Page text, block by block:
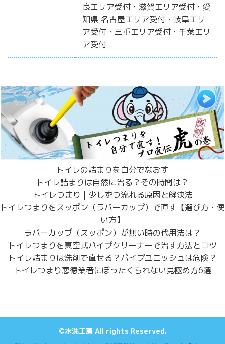
良エリア受付・滋賀エリア受付・愛
知県 名古屋エリア受付・岐阜エリ
ア受付・三重エリア受付・千葉エリ
ア受付
トイレの詰まりを自分でなおす
トイレ詰まりは自然に治る？その時間は？
トイレつまり | 少しずつ流れる原因と解決法
トイレつまりをスッポン（ラバーカップ）で直す【選び方・使
い方】
ラバーカップ（スッポン）が無い時の代用法は？
トイレつまりを真空式パイプクリーナーで治す方法とコツ
トイレ詰まりは洗剤で直せる？パイプユニッシュは危険？
トイレつまり悪徳業者にぼったくられない見極め方6選
©水洗工房 All rights Reserved.